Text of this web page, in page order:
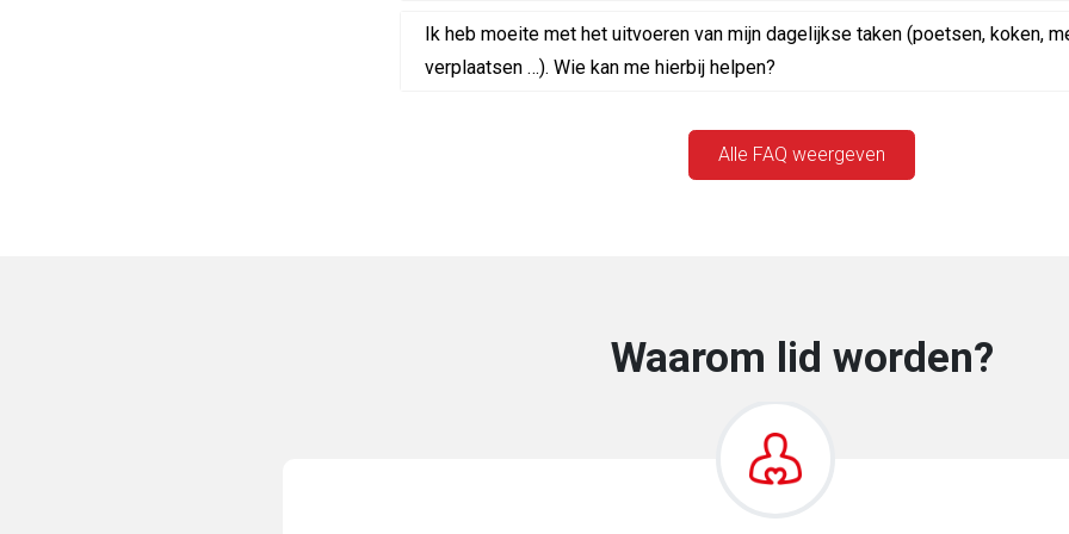
Ik heb moeite met het uitvoeren van mijn dagelijkse taken (poetsen, koken,
verplaatsen …). Wie kan me hierbij helpen?
Alle FAQ weergeven
Waarom lid worden?